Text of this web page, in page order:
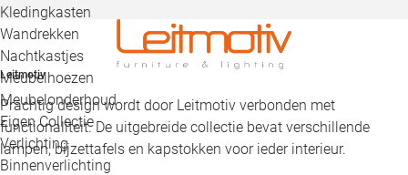
Kledingkasten
Wandrekken
Nachtkastjes
Meubelhoezen
Meubelonderhoud
Eigen Collectie
Verlichting
Binnenverlichting
Leitmotiv
Prachtig design wordt door Leitmotiv verbonden met
functionaliteit. De uitgebreide collectie bevat verschillende
lampen, bijzettafels en kapstokken voor ieder interieur.